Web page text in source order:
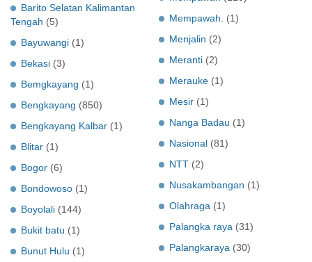
Barito Selatan Kalimantan
Tengah (5)
Bayuwangi (1)
Bekasi (3)
Bemgkayang (1)
Bengkayang (850)
Bengkayang Kalbar (1)
Blitar (1)
Bogor (6)
Bondowoso (1)
Boyolali (144)
Bukit batu (1)
Bunut Hulu (1)
Mempawah.
(1)
Menjalin (2)
Meranti (2)
Merauke (1)
Mesir (1)
Nanga Badau (1)
Nasional (81)
NTT (2)
Nusakambangan (1)
Olahraga (1)
Palangka raya (31)
Palangkaraya (30)